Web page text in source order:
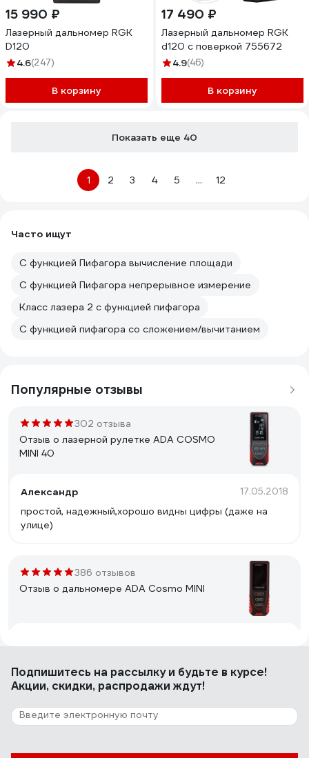
15 990 ₽
Лазерный дальномер RGK
D120
4.6(247)
В корзину
17 490 ₽
Лазерный дальномер RGK
d120 с поверкой 755672
4.9(46)
В корзину
Показать еще 40
1 2 3 4 5 ... 12
Часто ищут
С функцией Пифагора вычисление площади
С функцией Пифагора непрерывное измерение
Класс лазера 2 c функцией пифагора
C функцией пифагора со сложением/вычитанием
Популярные отзывы
302 отзыва
Отзыв о лазерной рулетке ADA COSMO
MINI 40
Александр 17.05.2018
простой, надежный,хорошо видны цифры (даже на
улице)
386 отзывов
Отзыв о дальномере ADA Cosmo MINI
корпус, в руке удобен. Оптимальный размер и не
большой и не мизерный. Когда выбирал в магазине на
другими моделями. Этот понравился по ощущениям
по функциям, по цене за это всё.
Отзыв о лазерной рулетке ADA COSMO
Подпишитесь на рассылкуи будьте в курсе!
Акции, скидки, распродажи ждут!